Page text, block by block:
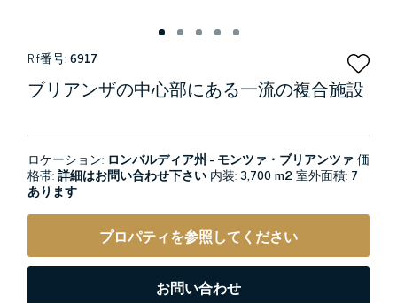
Rif番号:6917
ブリアンザの中心部にある一流の複合施設
ロケーション: ロンバルディア州 - モンツァ・ブリアンツァ 価
格帯:詳細はお問い合わせ下さい 内装:3,700 m2室外面積: 7
あります
プロパティを参照してください
お問い合わせ